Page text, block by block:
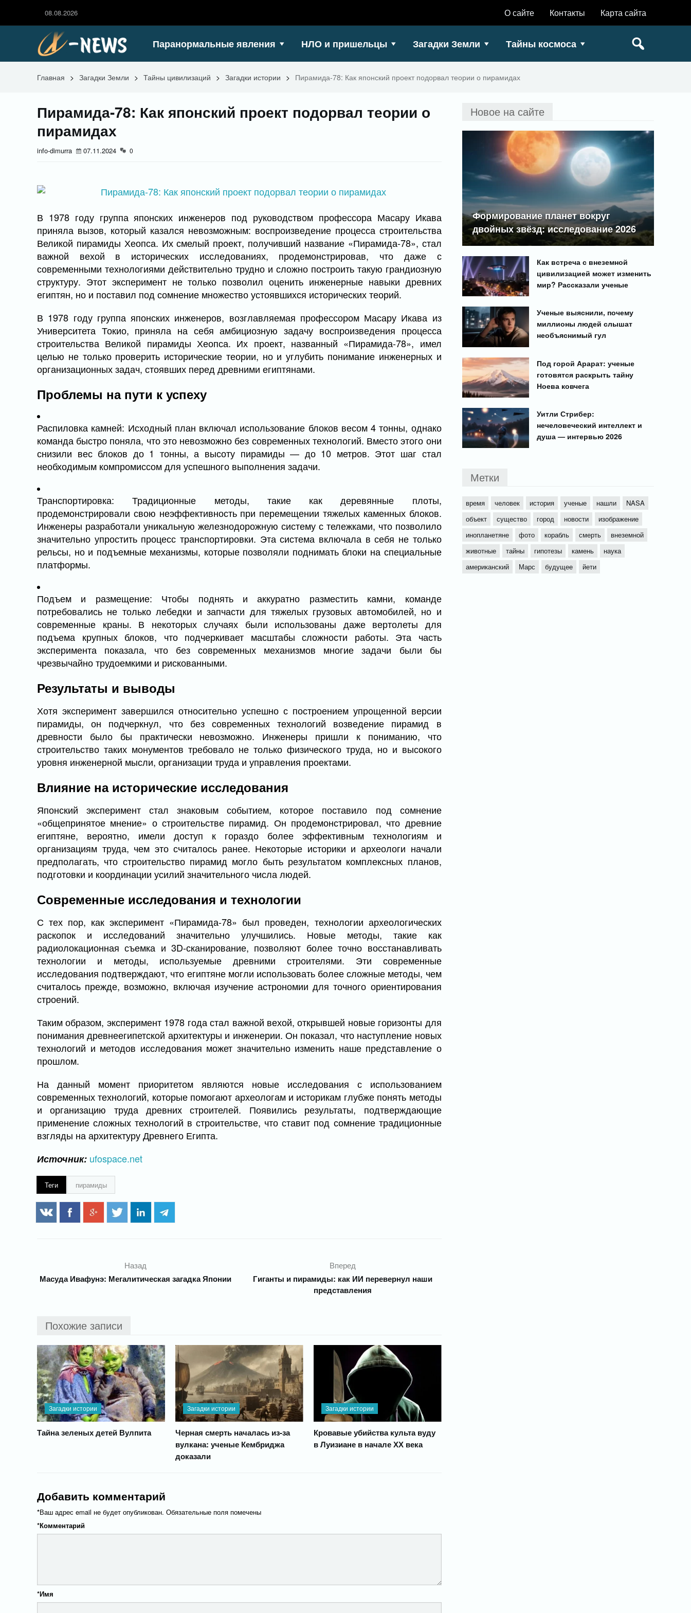
О сайте Контакты Карта сайта
08.08.2026
Паранормальные явления НЛО и пришельцы Загадки Земли Тайны космоса
Главная > Загадки Земли > Тайны цивилизаций > Загадки истории > Пирамида-78: Как японский проект подорвал теории о пирамидах
Пирамида-78: Как японский проект подорвал теории о
пирамидах
info-dimurra 07.11.2024 0
В 1978 году группа японских инженеров под руководством профессора Масару Икава
приняла вызов, который казался невозможным: воспроизведение процесса строительства
Великой пирамиды Хеопса. Их смелый проект, получивший название «Пирамида-78», стал
важной вехой в исторических исследованиях, продемонстрировав, что даже с
современными технологиями действительно трудно и сложно построить такую грандиозную
структуру. Этот эксперимент не только позволил оценить инженерные навыки древних
египтян, но и поставил под сомнение множество устоявшихся исторических теорий.
В 1978 году группа японских инженеров, возглавляемая профессором Масару Икава из
Университета Токио, приняла на себя амбициозную задачу воспроизведения процесса
строительства Великой пирамиды Хеопса. Их проект, названный «Пирамида-78», имел
целью не только проверить исторические теории, но и углубить понимание инженерных и
организационных задач, стоявших перед древними египтянами.
Проблемы на пути к успеху
Распиловка камней: Исходный план включал использование блоков весом 4 тонны, однако
команда быстро поняла, что это невозможно без современных технологий. Вместо этого они
снизили вес блоков до 1 тонны, а высоту пирамиды — до 10 метров. Этот шаг стал
необходимым компромиссом для успешного выполнения задачи.
Транспортировка: Традиционные методы, такие как деревянные плоты,
продемонстрировали свою неэффективность при перемещении тяжелых каменных блоков.
Инженеры разработали уникальную железнодорожную систему с тележками, что позволило
значительно упростить процесс транспортировки. Эта система включала в себя не только
рельсы, но и подъемные механизмы, которые позволяли поднимать блоки на специальные
платформы.
Подъем и размещение: Чтобы поднять и аккуратно разместить камни, команде
потребовались не только лебедки и запчасти для тяжелых грузовых автомобилей, но и
современные краны. В некоторых случаях были использованы даже вертолеты для
подъема крупных блоков, что подчеркивает масштабы сложности работы. Эта часть
эксперимента показала, что без современных механизмов многие задачи были бы
чрезвычайно трудоемкими и рискованными.
Результаты и выводы
Хотя эксперимент завершился относительно успешно с построением упрощенной версии
пирамиды, он подчеркнул, что без современных технологий возведение пирамид в
древности было бы практически невозможно. Инженеры пришли к пониманию, что
строительство таких монументов требовало не только физического труда, но и высокого
уровня инженерной мысли, организации труда и управления проектами.
Влияние на исторические исследования
Японский эксперимент стал знаковым событием, которое поставило под сомнение
«общепринятое мнение» о строительстве пирамид. Он продемонстрировал, что древние
египтяне, вероятно, имели доступ к гораздо более эффективным технологиям и
организациям труда, чем это считалось ранее. Некоторые историки и археологи начали
предполагать, что строительство пирамид могло быть результатом комплексных планов,
подготовки и координации усилий значительного числа людей.
Современные исследования и технологии
С тех пор, как эксперимент «Пирамида-78» был проведен, технологии археологических
раскопок и исследований значительно улучшились. Новые методы, такие как
радиолокационная съемка и 3D-сканирование, позволяют более точно восстанавливать
технологии и методы, используемые древними строителями. Эти современные
исследования подтверждают, что египтяне могли использовать более сложные методы, чем
считалось прежде, возможно, включая изучение астрономии для точного ориентирования
строений.
Таким образом, эксперимент 1978 года стал важной вехой, открывшей новые горизонты для
понимания древнеегипетской архитектуры и инженерии. Он показал, что наступление новых
технологий и методов исследования может значительно изменить наше представление о
прошлом.
На данный момент приоритетом являются новые исследования с использованием
современных технологий, которые помогают археологам и историкам глубже понять методы
и организацию труда древних строителей. Появились результаты, подтверждающие
применение сложных технологий в строительстве, что ставит под сомнение традиционные
взгляды на архитектуру Древнего Египта.
Источник: ufospace.net
Теги пирамиды
Назад
Масуда Ивафунэ: Мегалитическая загадка Японии
Вперед
Гиганты и пирамиды: как ИИ перевернул наши
представления
Похожие записи
Загадки истории
Тайна зеленых детей Вулпита
Загадки истории
Черная смерть началась из-за
вулкана: ученые Кембриджа
доказали
Загадки истории
Кровавые убийства культа вуду
в Луизиане в начале ХХ века
Добавить комментарий
Ваш адрес email не будет опубликован. Обязательные поля помечены
*
Комментарий
*
Имя
*
Новое на сайте
Формирование планет вокруг
двойных звёзд: исследование 2026
Как встреча с внеземной
цивилизацией может изменить
мир? Рассказали ученые
Ученые выяснили, почему
миллионы людей слышат
необъяснимый гул
Под горой Арарат: ученые
готовятся раскрыть тайну
Ноева ковчега
Уитли Стрибер:
нечеловеческий интеллект и
душа — интервью 2026
Метки
время человек история ученые нашли
NASA
объект
существо город новости
изображение
инопланетяне
фото корабль смерть
внеземной
животные
тайны гипотезы камень
наука
американский
Марс будущее йети